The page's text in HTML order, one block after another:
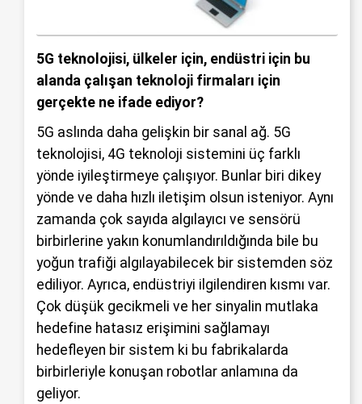
5G teknolojisi, ülkeler için, endüstri için bu
alanda çalışan teknoloji firmaları için
gerçekte ne ifade ediyor?
5G aslında daha gelişkin bir sanal ağ. 5G
teknolojisi, 4G teknoloji sistemini üç farklı
yönde iyileştirmeye çalışıyor. Bunlar biri dikey
yönde ve daha hızlı iletişim olsun isteniyor. Aynı
zamanda çok sayıda algılayıcı ve sensörü
birbirlerine yakın konumlandırıldığında bile bu
yoğun trafiği algılayabilecek bir sistemden söz
ediliyor. Ayrıca, endüstriyi ilgilendiren kısmı var.
Çok düşük gecikmeli ve her sinyalin mutlaka
hedefine hatasız erişimini sağlamayı
hedefleyen bir sistem ki bu fabrikalarda
birbirleriyle konuşan robotlar anlamına da
geliyor.